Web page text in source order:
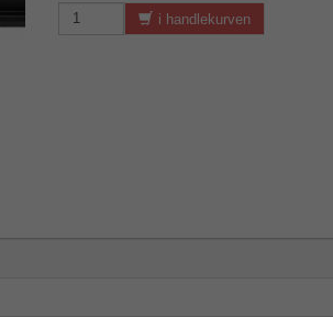
i handlekurven